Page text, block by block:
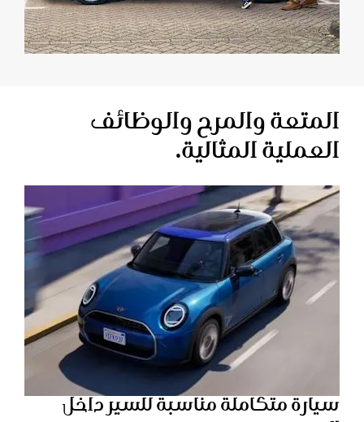
المتعة والمرح والوظائف
العملية المثالية.
سيارة متكاملة مناسبة للسير داخل